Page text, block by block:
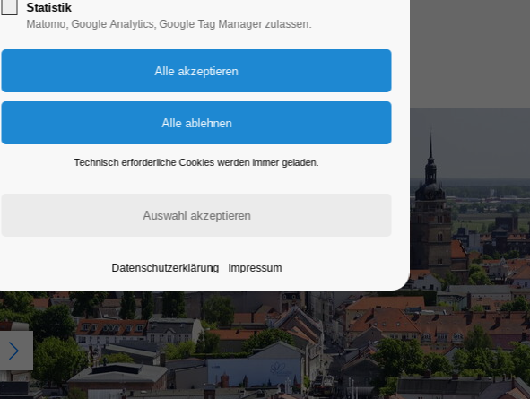
29.09.2026, 12:00–12:30
Statistik
Matomo, Google Analytics, Google Tag Manager zulassen.
Technisch erforderliche Cookies werden immer geladen.
Datenschutzerklärung Impressum